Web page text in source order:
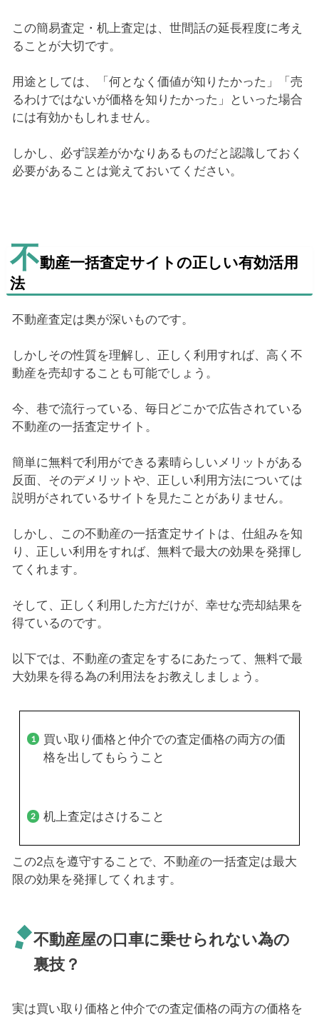
この簡易査定・机上査定は、世間話の延長程度に考え
ることが大切です。
用途としては、「何となく価値が知りたかった」「売
るわけではないが価格を知りたかった」といった場合
には有効かもしれません。
しかし、必ず誤差がかなりあるものだと認識しておく
必要があることは覚えておいてください。
不動産一括査定サイトの正しい有効活用
法
不動産査定は奥が深いものです。
しかしその性質を理解し、正しく利用すれば、高く不
動産を売却することも可能でしょう。
今、巷で流行っている、毎日どこかで広告されている
不動産の一括査定サイト。
簡単に無料で利用ができる素晴らしいメリットがある
反面、そのデメリットや、正しい利用方法については
説明がされているサイトを見たことがありません。
しかし、この不動産の一括査定サイトは、仕組みを知
り、正しい利用をすれば、無料で最大の効果を発揮し
てくれます。
そして、正しく利用した方だけが、幸せな売却結果を
得ているのです。
以下では、不動産の査定をするにあたって、無料で最
大効果を得る為の利用法をお教えしましょう。
買い取り価格と仲介での査定価格の両方の価
格を出してもらうこと
机上査定はさけること
この2点を遵守することで、不動産の一括査定は最大
限の効果を発揮してくれます。
不動産屋の口車に乗せられない為の
裏技？
実は買い取り価格と仲介での査定価格の両方の価格を